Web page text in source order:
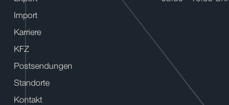
Import
Karriere
KFZ
Postsendungen
Standorte
Kontakt